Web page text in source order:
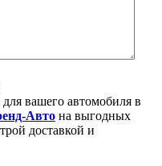
вашего автомобиля в
Авто на выгодных
доставкой и